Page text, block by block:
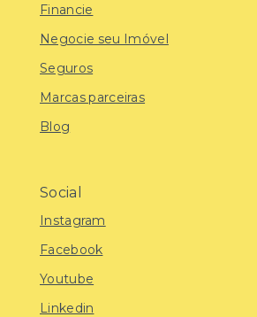
Financie
Negocie seu Imóvel
Seguros
Marcas parceiras
Blog
Social
Instagram
Facebook
Youtube
Linkedin